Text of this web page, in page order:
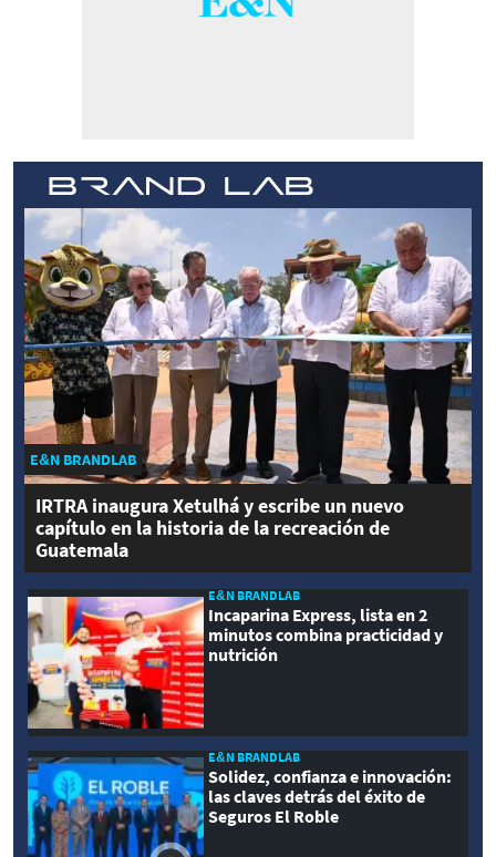
E&N BRANDLAB
IRTRA inaugura Xetulhá y escribe un nuevo
capítulo en la historia de la recreación de
Guatemala
E&N BRANDLAB
Incaparina Express, lista en 2
minutos combina practicidad y
nutrición
E&N BRANDLAB
Solidez, confianza e innovación:
las claves detrás del éxito de
Seguros El Roble